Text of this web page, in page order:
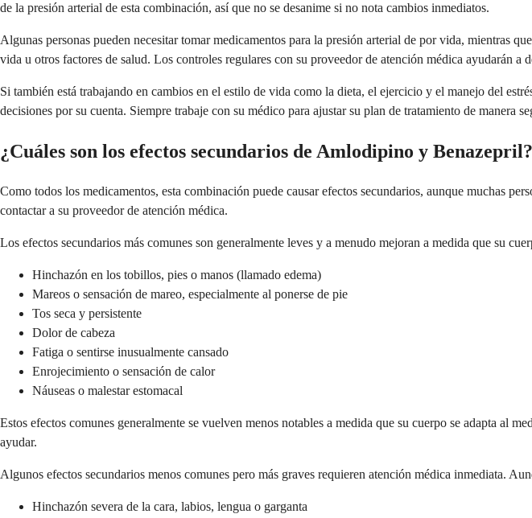
de la presión arterial de esta combinación, así que no se desanime si no nota cambios inmediatos.
Algunas personas pueden necesitar tomar medicamentos para la presión arterial de por vida, mientras
vida u otros factores de salud. Los controles regulares con su proveedor de atención médica ayudarán a
Si también está trabajando en cambios en el estilo de vida como la dieta, el ejercicio y el manejo del
decisiones por su cuenta. Siempre trabaje con su médico para ajustar su plan de tratamiento de manera
¿Cuáles son los efectos secundarios de Amlodipino y Benazepril?
Como todos los medicamentos, esta combinación puede causar efectos secundarios, aunque muchas
contactar a su proveedor de atención médica.
Los efectos secundarios más comunes son generalmente leves y a menudo mejoran a medida que su
Hinchazón en los tobillos, pies o manos (llamado edema)
Mareos o sensación de mareo, especialmente al ponerse de pie
Tos seca y persistente
Dolor de cabeza
Fatiga o sentirse inusualmente cansado
Enrojecimiento o sensación de calor
Náuseas o malestar estomacal
Estos efectos comunes generalmente se vuelven menos notables a medida que su cuerpo se adapta al
ayudar.
Algunos efectos secundarios menos comunes pero más graves requieren atención médica inmediata.
Hinchazón severa de la cara, labios, lengua o garganta